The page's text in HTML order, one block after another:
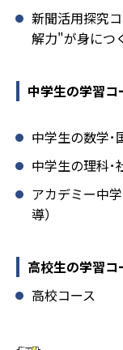
新聞活用探究
解力"が身につ
中学生の学習コ
中学生の数学･
中学生の理科･
アカデミー中
導）
高校生の学習コ
高校コース